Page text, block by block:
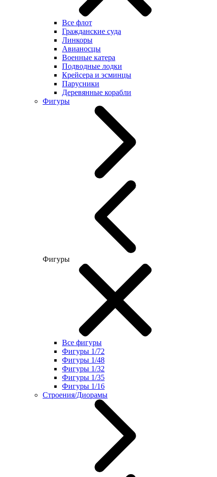
Все флот
Гражданские суда
Линкоры
Авианосцы
Военные катера
Подводные лодки
Крейсера и эсминцы
Парусники
Деревянные корабли
Фигуры
Фигуры
Все фигуры
Фигуры 1/72
Фигуры 1/48
Фигуры 1/32
Фигуры 1/35
Фигуры 1/16
Строения/Диорамы